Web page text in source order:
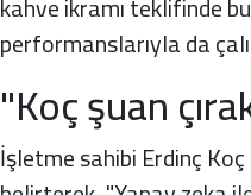
performanslarıyla da
"Koç şuan
İşletme sahibi Erdinç